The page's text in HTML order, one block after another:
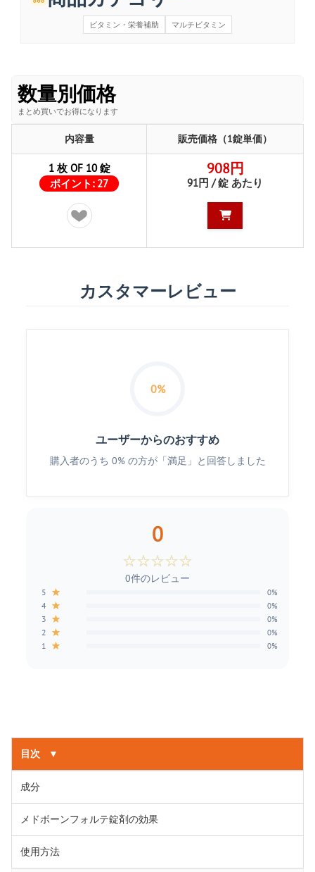
ビタミン・栄養補助 マルチビタミン
数量別価格
まとめ買いでお得になります
内容量 販売価格（1錠単価）
1 枚 OF 10 錠
ポイント: 27
908円
91円 / 錠 あたり
カスタマーレビュー
0%
ユーザーからのおすすめ
購入者のうち 0% の方が「満足」と回答しました
0
☆☆☆☆☆
0件のレビュー
5 ★ 0%
4 ★ 0%
3 ★ 0%
2 ★ 0%
1 ★ 0%
目次 ▼
成分
メドボーンフォルテ錠剤の効果
使用方法